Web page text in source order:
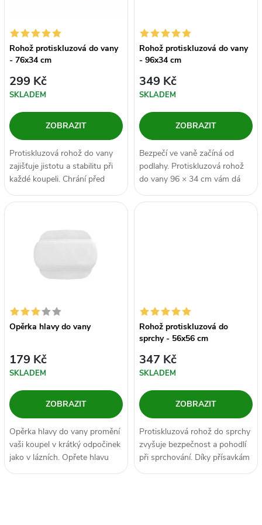
í
p
r
o
d
u
k
s
p
r
o
d
u
Rohož protiskluzová do vany
- 76x34 cm
299 Kč
SKLADEM
ZOBRAZIT
Protiskluzová rohož do vany
zajišťuje jistotu a stabilitu při
každé koupeli. Chrání před
uklouznutím a přidává...
Rohož protiskluzová do vany
- 96x34 cm
349 Kč
SKLADEM
ZOBRAZIT
Bezpečí ve vaně začíná od
podlahy. Protiskluzová rohož
do vany 96 × 34 cm vám dá
jistotu při každém kroku a
promění...
Opěrka hlavy do vany
179 Kč
SKLADEM
ZOBRAZIT
Opěrka hlavy do vany promění
vaši koupel v krátký odpočinek
jako v lázních. Opřete hlavu
pohodlně, nechte vodu...
Rohož protiskluzová do
sprchy - 56x56 cm
347 Kč
SKLADEM
ZOBRAZIT
Protiskluzová rohož do sprchy
zvyšuje bezpečnost a pohodlí
při sprchování. Díky přísavkám
pevně drží na místě,...